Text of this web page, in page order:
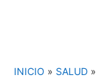
INICIO » SALUD »